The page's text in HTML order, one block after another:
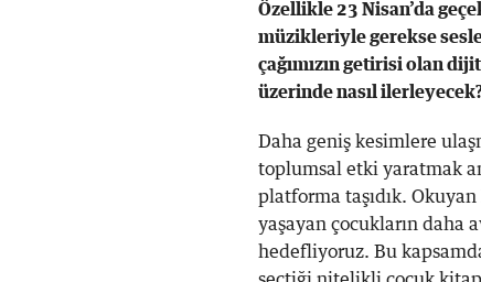
Özellikle 23 Nisan’da
müzikleriyle gerekse
çağımızın getirisi olan
üzerinde nasıl
Daha geniş kesimlere
toplumsal etki yaratmak
platforma taşıdık.
yaşayan çocukların daha
hedefliyoruz. Bu